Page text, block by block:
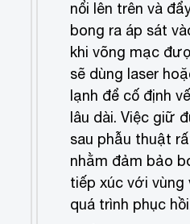
nổi lên trên và
bong ra áp sát
khi võng mạc
sẽ dùng laser
lạnh để cố định
lâu dài. Việc giữ
sau phẫu thuật
nhằm đảm bảo
tiếp xúc với
quá trình phục